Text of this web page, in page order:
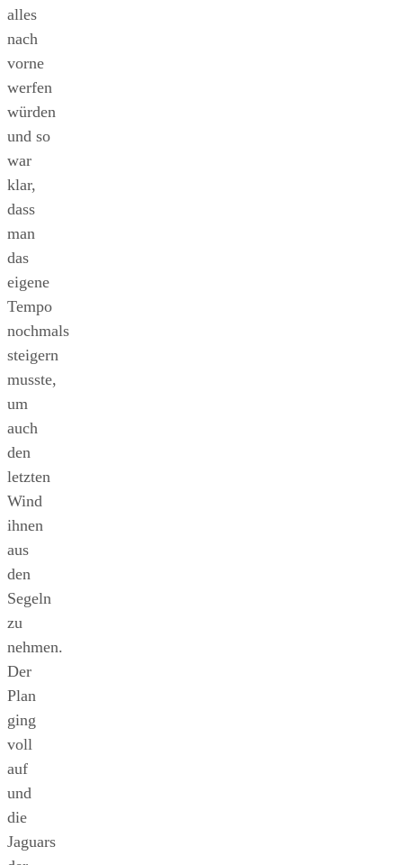
alles
nach
vorne
werfen
würden
und so
war
klar,
dass
man
das
eigene
Tempo
nochmals
steigern
musste,
um
auch
den
letzten
Wind
ihnen
aus
den
Segeln
zu
nehmen.
Der
Plan
ging
voll
auf
und
die
Jaguars